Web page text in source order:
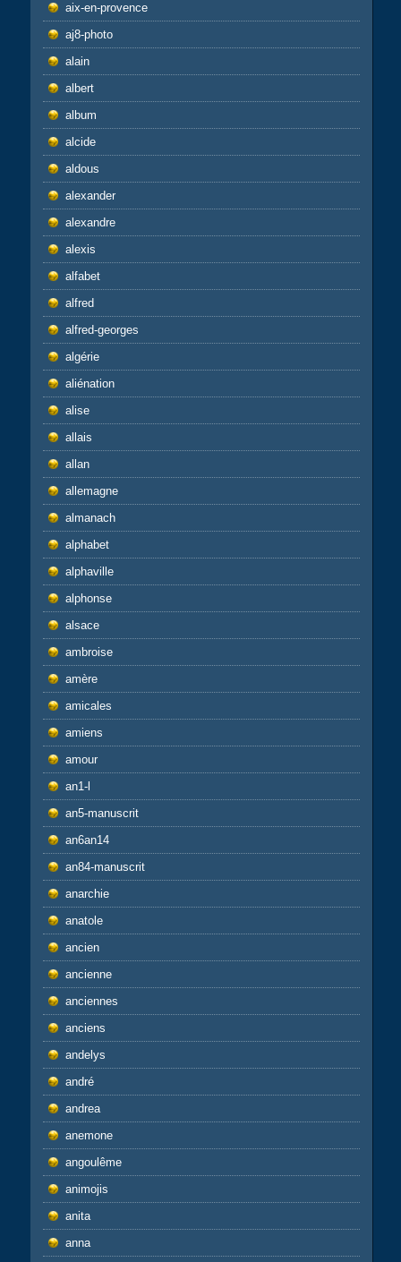
aix-en-provence
aj8-photo
alain
albert
album
alcide
aldous
alexander
alexandre
alexis
alfabet
alfred
alfred-georges
algérie
aliénation
alise
allais
allan
allemagne
almanach
alphabet
alphaville
alphonse
alsace
ambroise
amère
amicales
amiens
amour
an1-l
an5-manuscrit
an6an14
an84-manuscrit
anarchie
anatole
ancien
ancienne
anciennes
anciens
andelys
andré
andrea
anemone
angoulême
animojis
anita
anna